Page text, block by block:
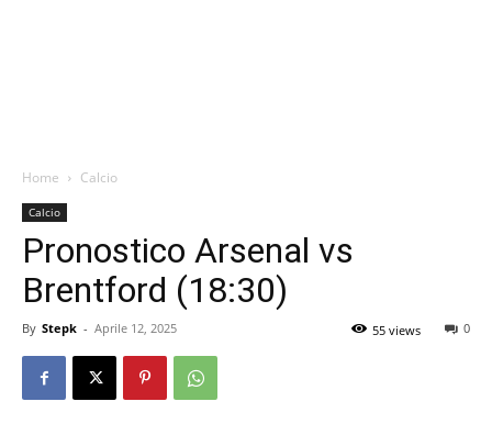
Home Calcio
Calcio
Pronostico Arsenal vs
Brentford (18:30)
By Stepk - Aprile 12, 2025 0
55 views